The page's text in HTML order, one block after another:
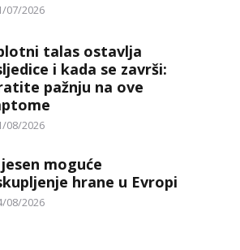
07/2026
talas ostavlja
i kada se završi:
pažnju na ove
08/2026
moguće
hrane u Evropi
08/2026